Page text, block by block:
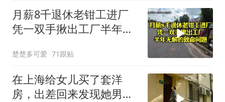
月薪8千退休老钳工进厂
凭一双手揪出工厂半年无
楚楚多可爱 71跟贴
在上海给女儿买了套洋
房，出差回来发现她男友